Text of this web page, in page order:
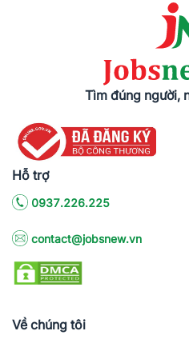
Tìm đúng người,
Hỗ trợ
0937.226.225
contact@jobsnew.vn
Về chúng tôi